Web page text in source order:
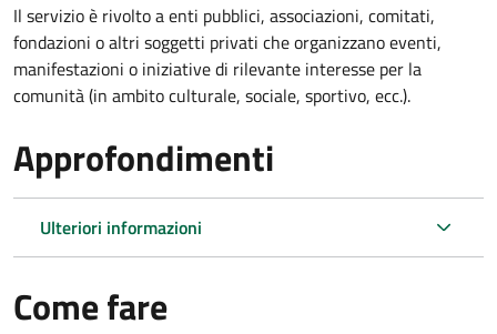
Il servizio è rivolto a enti pubblici, associazioni, comitati,
fondazioni o altri soggetti privati che organizzano eventi,
manifestazioni o iniziative di rilevante interesse per la
comunità (in ambito culturale, sociale, sportivo, ecc.).
Approfondimenti
Ulteriori informazioni
Come fare